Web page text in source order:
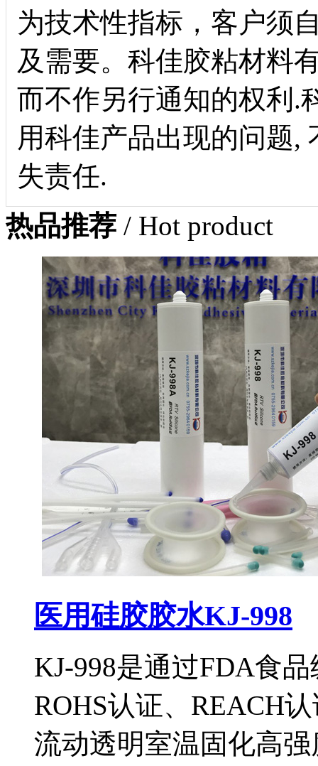
为技术性指标，客户须
及需要。科佳胶粘材料
而不作另行通知的权利.
用科佳产品出现的问题,
失责任.
热品推荐 / Hot product
医用硅胶胶水KJ-998
KJ-998是通过FDA食
ROHS认证、REACH
流动透明室温固化高